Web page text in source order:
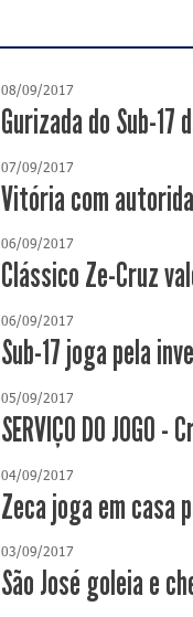
08/09/2017
Gurizada do Sub-17
07/09/2017
Vitória com
06/09/2017
Clássico Ze-Cruz
06/09/2017
Sub-17 joga pela
05/09/2017
SERVIÇO DO JOGO
04/09/2017
Zeca joga em casa
03/09/2017
São José goleia e